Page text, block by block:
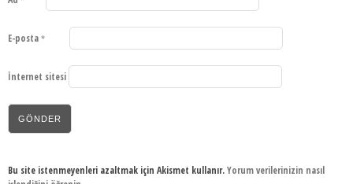
E-posta *
İnternet sitesi
Bu site istenmeyenleri azaltmak için Akismet kullanır.Yorum verilerinizin nasıl